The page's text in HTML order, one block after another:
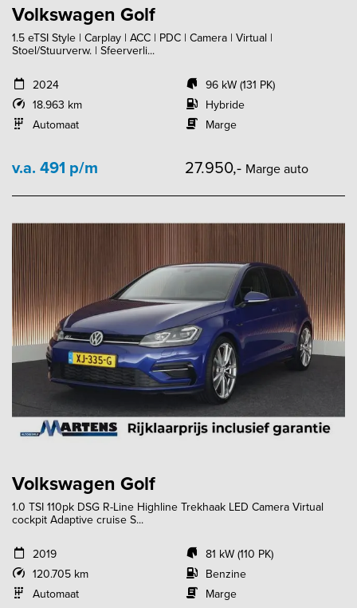
Volkswagen Golf
1.5 eTSI Style | Carplay | ACC | PDC | Camera | Virtual |
Stoel/Stuurverw. | Sfeerverli...
2024
18.963 km
Automaat
96 kW (131 PK)
Hybride
Marge
v.a. 491 p/m 27.950,- Marge auto
Volkswagen Golf
1.0 TSI 110pk DSG R-Line Highline Trekhaak LED Camera Virtual
cockpit Adaptive cruise S...
2019
120.705 km
Automaat
81 kW (110 PK)
Benzine
Marge